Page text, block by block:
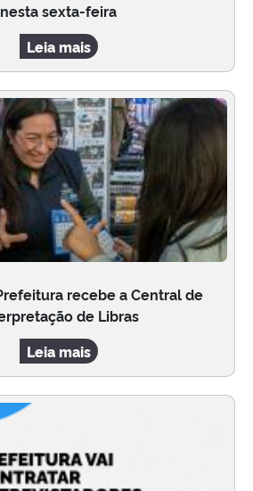
nesta sexta-feira
Leia mais
recebe a Central de
de Libras
Leia mais